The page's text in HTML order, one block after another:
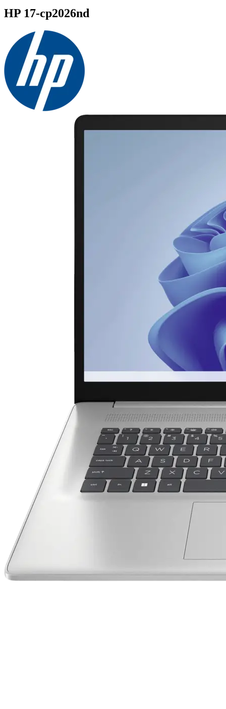
HP 17-cp2026nd